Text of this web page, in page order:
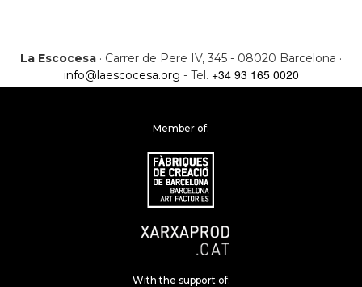
La Escocesa · Carrer de Pere IV, 345 - 08020 Barcelona ·
info@laescocesa.org - Tel. +34 93 165 0020
Member of:
With the support of: